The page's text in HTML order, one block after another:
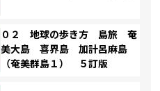
０２ 地球の歩き方 島旅 奄
美大島 喜界島 加計呂麻島
（奄美群島１） ５訂版